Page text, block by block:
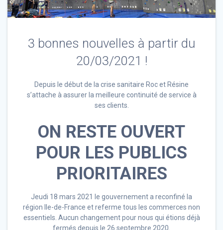
3 bonnes nouvelles à partir du
20/03/2021 !
Depuis le début de la crise sanitaire Roc et Résine
s’attache à assurer la meilleure continuité de service à
ses clients.
ON RESTE OUVERT
POUR LES PUBLICS
PRIORITAIRES
Jeudi 18 mars 2021 le gouvernement a reconfiné la
région Ile-de-France et referme tous les commerces non
essentiels. Aucun changement pour nous qui étions déjà
fermés depuis le 26 septembre 2020.